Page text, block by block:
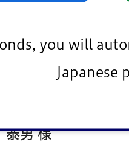
you will
Japanese
男 様